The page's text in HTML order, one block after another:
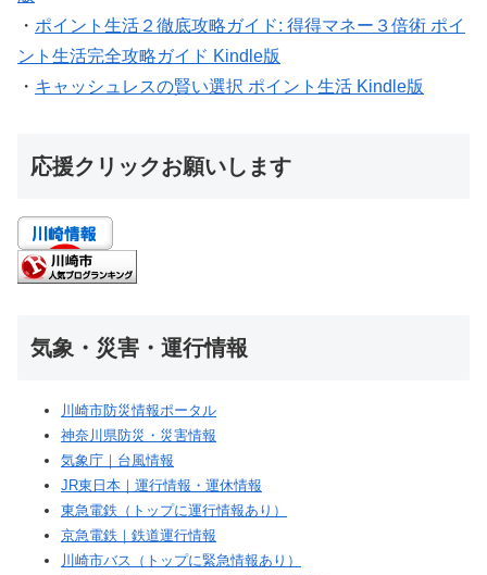
・ ポイント生活２徹底攻略ガイド: 得得マネー３倍術 ポイ
ント生活完全攻略ガイド Kindle版
・ キャッシュレスの賢い選択 ポイント生活 Kindle版
応援クリックお願いします
気象・災害・運行情報
川崎市防災情報ポータル
神奈川県防災・災害情報
気象庁｜台風情報
JR東日本｜運行情報・運休情報
東急電鉄（トップに運行情報あり）
京急電鉄｜鉄道運行情報
川崎市バス（トップに緊急情報あり）